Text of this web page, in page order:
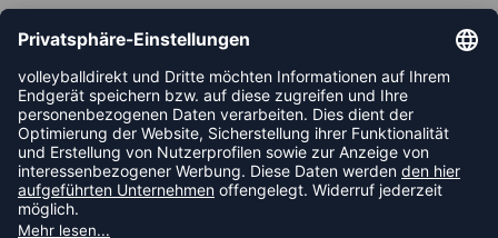
ABONNIERE JETZT DEN KOSTENLOSEN
VOLLEYBALLDIREKT-NEWSLETTER UND VERPASSE KEINE
NEUIGKEIT ODER AKTION MEHR.
JETZT ANMELDEN